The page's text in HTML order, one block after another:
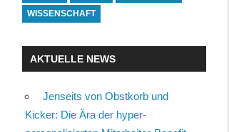
WISSENSCHAFT
AKTUELLE NEWS
Jenseits von Obstkorb und
Kicker: Die Ära der hyper-